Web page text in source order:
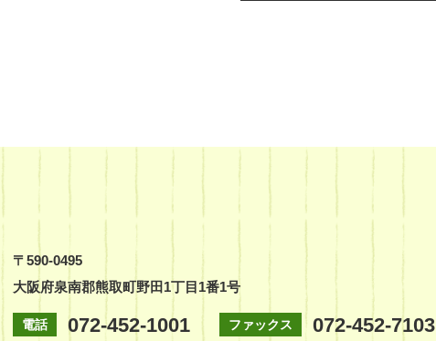
〒590-0495
大阪府泉南郡熊取町野田1丁目1番1号
電話 072-452-1001 ファックス 072-452-7103